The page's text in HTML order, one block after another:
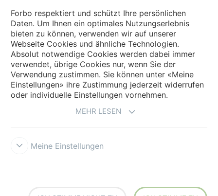
Land auswählen
Land auswählen
Forbo respektiert und schützt Ihre persönlichen
Daten. Um Ihnen ein optimales Nutzungserlebnis
bieten zu können, verwenden wir auf unserer
Webseite Cookies und ähnliche Technologien.
Absolut notwendige Cookies werden dabei immer
verwendet, übrige Cookies nur, wenn Sie der
Verwendung zustimmen. Sie können unter «Meine
Einstellungen» ihre Zustimmung jederzeit widerrufen
oder individuelle Einstellungen vornehmen.
MEHR LESEN
Meine Einstellungen